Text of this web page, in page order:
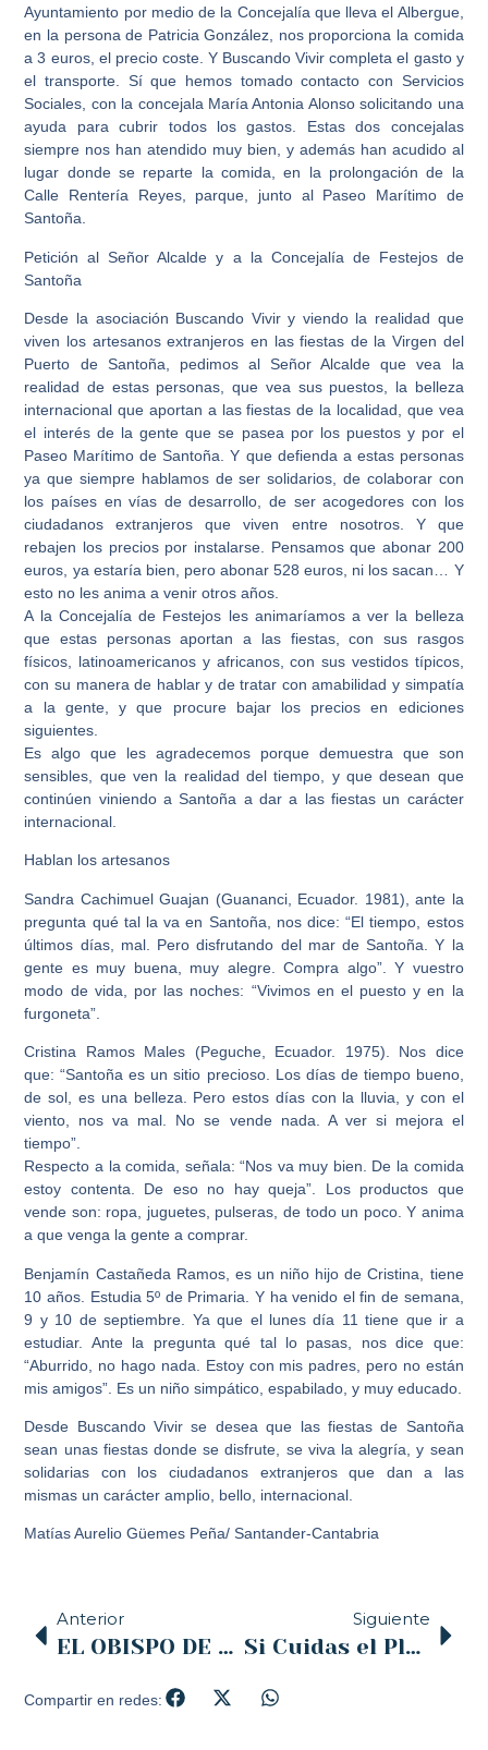
Ayuntamiento por medio de la Concejalía que lleva el Albergue,
en la persona de Patricia González, nos proporciona la comida
a 3 euros, el precio coste. Y Buscando Vivir completa el gasto y
el transporte. Sí que hemos tomado contacto con Servicios
Sociales, con la concejala María Antonia Alonso solicitando una
ayuda para cubrir todos los gastos. Estas dos concejalas
siempre nos han atendido muy bien, y además han acudido al
lugar donde se reparte la comida, en la prolongación de la
Calle Rentería Reyes, parque, junto al Paseo Marítimo de
Santoña.
Petición al Señor Alcalde y a la Concejalía de Festejos de
Santoña
Desde la asociación Buscando Vivir y viendo la realidad que
viven los artesanos extranjeros en las fiestas de la Virgen del
Puerto de Santoña, pedimos al Señor Alcalde que vea la
realidad de estas personas, que vea sus puestos, la belleza
internacional que aportan a las fiestas de la localidad, que vea
el interés de la gente que se pasea por los puestos y por el
Paseo Marítimo de Santoña. Y que defienda a estas personas
ya que siempre hablamos de ser solidarios, de colaborar con
los países en vías de desarrollo, de ser acogedores con los
ciudadanos extranjeros que viven entre nosotros. Y que
rebajen los precios por instalarse. Pensamos que abonar 200
euros, ya estaría bien, pero abonar 528 euros, ni los sacan… Y
esto no les anima a venir otros años.
A la Concejalía de Festejos les animaríamos a ver la belleza
que estas personas aportan a las fiestas, con sus rasgos
físicos, latinoamericanos y africanos, con sus vestidos típicos,
con su manera de hablar y de tratar con amabilidad y simpatía
a la gente, y que procure bajar los precios en ediciones
siguientes.
Es algo que les agradecemos porque demuestra que son
sensibles, que ven la realidad del tiempo, y que desean que
continúen viniendo a Santoña a dar a las fiestas un carácter
internacional.
Hablan los artesanos
Sandra Cachimuel Guajan (Guananci, Ecuador. 1981), ante la
pregunta qué tal la va en Santoña, nos dice: “El tiempo, estos
últimos días, mal. Pero disfrutando del mar de Santoña. Y la
gente es muy buena, muy alegre. Compra algo”. Y vuestro
modo de vida, por las noches: “Vivimos en el puesto y en la
furgoneta”.
Cristina Ramos Males (Peguche, Ecuador. 1975). Nos dice
que: “Santoña es un sitio precioso. Los días de tiempo bueno,
de sol, es una belleza. Pero estos días con la lluvia, y con el
viento, nos va mal. No se vende nada. A ver si mejora el
tiempo”.
Respecto a la comida, señala: “Nos va muy bien. De la comida
estoy contenta. De eso no hay queja”. Los productos que
vende son: ropa, juguetes, pulseras, de todo un poco. Y anima
a que venga la gente a comprar.
Benjamín Castañeda Ramos, es un niño hijo de Cristina, tiene
10 años. Estudia 5º de Primaria. Y ha venido el fin de semana,
9 y 10 de septiembre. Ya que el lunes día 11 tiene que ir a
estudiar. Ante la pregunta qué tal lo pasas, nos dice que:
“Aburrido, no hago nada. Estoy con mis padres, pero no están
mis amigos”. Es un niño simpático, espabilado, y muy educado.
Desde Buscando Vivir se desea que las fiestas de Santoña
sean unas fiestas donde se disfrute, se viva la alegría, y sean
solidarias con los ciudadanos extranjeros que dan a las
mismas un carácter amplio, bello, internacional.
Matías Aurelio Güemes Peña/ Santander-Cantabria
Anterior
EL OBISPO DE SANTANDER, PRESIDIRÁ ESTE VIERNES 15 LOS ACTOS DE LA VIRGEN DE LA BIEN APARECIDA, PATRONA DE CANTABRIA Y DE LA DIÓCESIS DE SANTANDER
Siguiente
Si Cuidas el Planeta, Combates la Pobreza
Compartir en redes: